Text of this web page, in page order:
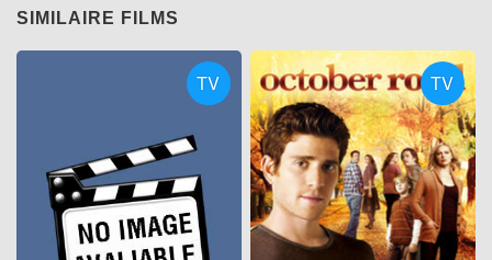
SIMILAIRE FILMS
TV TV